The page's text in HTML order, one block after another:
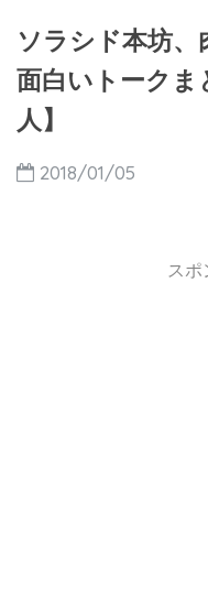
ソラシド本坊、
面白いトーク
人】
2018/01/05
スポ